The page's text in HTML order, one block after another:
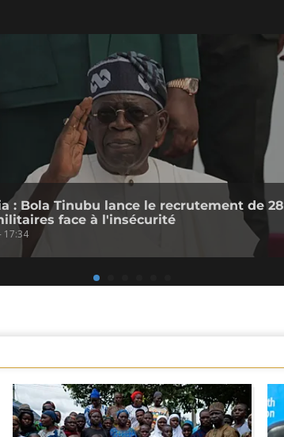
: Bola Tinubu lance le recrutement de 28
face à l'insécurité
17:34